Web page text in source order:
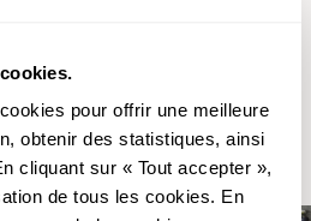
pour offrir une meilleure
obtenir des statistiques, ainsi
cliquant sur « Tout accepter »,
de tous les cookies. En